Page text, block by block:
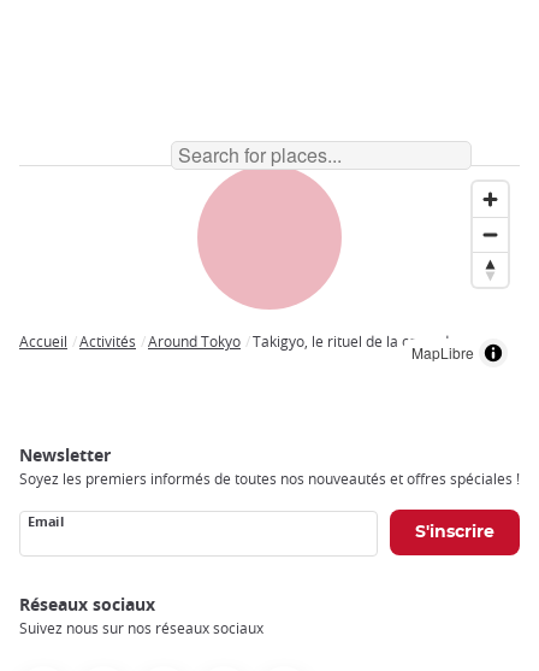
MapLibre
Accueil Activités Around Tokyo Takigyo, le rituel de la cascade
Newsletter
Soyez les premiers informés de toutes nos nouveautés et offres spéciales !
Email
Réseaux sociaux
Suivez nous sur nos réseaux sociaux